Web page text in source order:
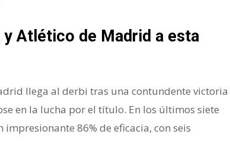
y Atlético de Madrid a esta
llega al derbi tras una contundente victoria
en la lucha por el título. En los últimos siete
86% de eficacia, con seis